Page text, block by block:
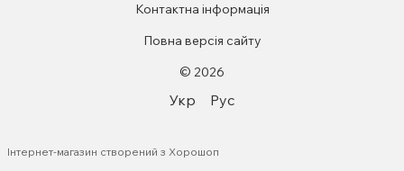
Контактна інформація
Повна версія сайту
© 2026
Укр Рус
Інтернет-магазин створений з Хорошоп